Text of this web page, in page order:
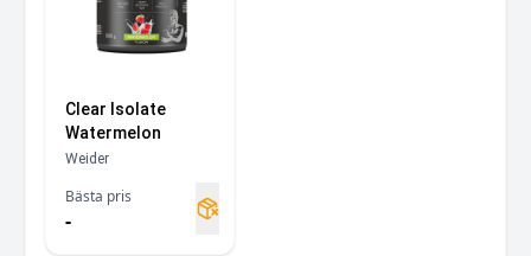
Clear Isolate
Watermelon
Weider
Bästa pris
-